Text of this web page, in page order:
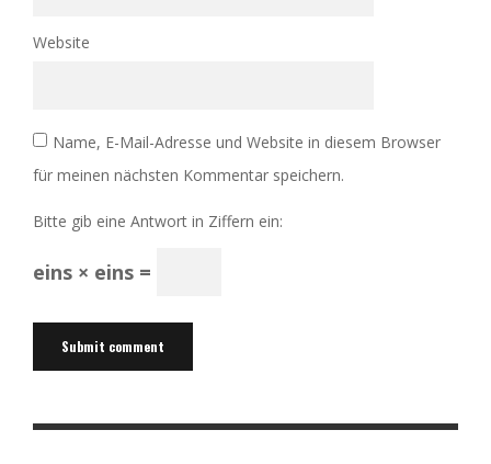
Website
Name, E-Mail-Adresse und Website in diesem Browser
für meinen nächsten Kommentar speichern.
Bitte gib eine Antwort in Ziffern ein:
eins × eins =